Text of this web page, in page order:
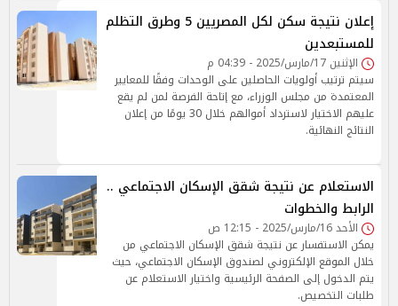
إعلان نتيجة سكن لكل المصريين 5 وطرق التظلم
للمستبعدين
الإثنين 17/مارس/2025 - 04:39 م
سيتم ترتيب أولويات الحاصلين على الوحدات وفقًا للمعايير
المعتمدة من مجلس الوزراء، مع إتاحة الفرصة لمن لم يقع
عليهم الاختيار لاسترداد أموالهم خلال 30 يومًا من إعلان
النتائج النهائية.
الاستعلام عن نتيجة شقق الإسكان الاجتماعي ..
الرابط والخطوات
الأحد 16/مارس/2025 - 12:15 ص
يمكن الاستفسار عن نتيجة شقق الإسكان الاجتماعي من
خلال الموقع الإلكتروني لصندوق الإسكان الاجتماعي، حيث
يتم الدخول إلى الصفحة الرئيسية واختيار الاستعلام عن
طلبات التخصيص.